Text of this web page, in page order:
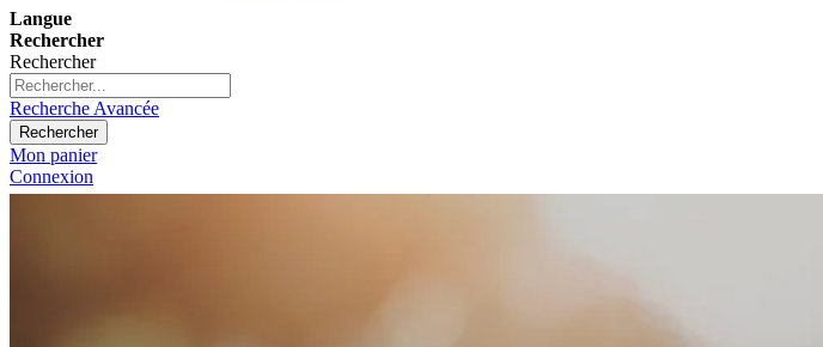
Langue
Rechercher
Rechercher
Recherche Avancée
Rechercher
Mon panier
Connexion